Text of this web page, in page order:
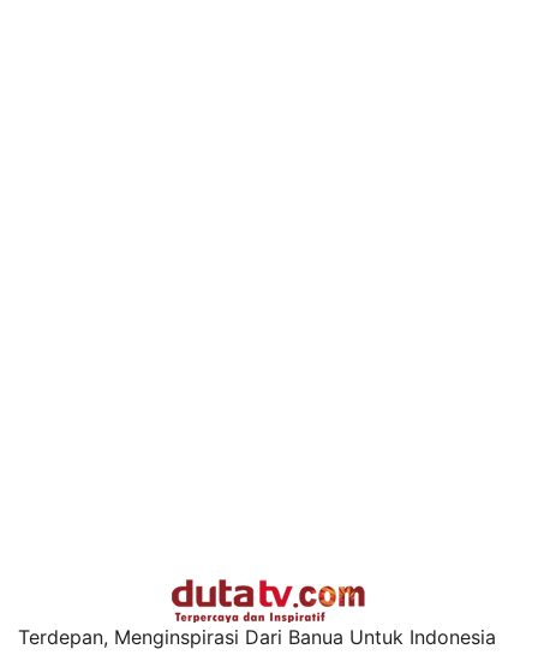
Terdepan, Menginspirasi Dari Banua Untuk Indonesia